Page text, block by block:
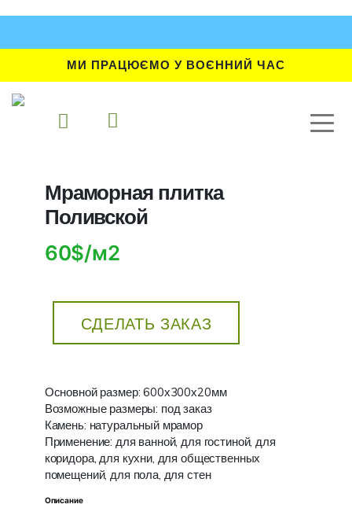
МИ ПРАЦЮЄМО У ВОЄННИЙ ЧАС
Мраморная плитка
Поливской
60$/м2
СДЕЛАТЬ ЗАКАЗ
Основной размер: 600х300х20мм
Возможные размеры: под заказ
Камень: натуральный мрамор
Применение: для ванной, для гостиной, для
коридора, для кухни, для общественных
помещений, для пола, для стен
Описание